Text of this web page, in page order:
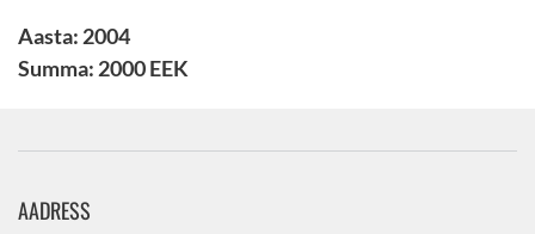
Aasta: 2004
Summa: 2000 EEK
AADRESS